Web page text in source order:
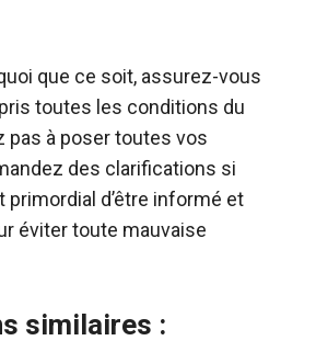
que ce soit, assurez-vous
toutes les conditions du
pas à poser toutes vos
des clarifications si
primordial d’être informé et
éviter toute mauvaise
similaires :